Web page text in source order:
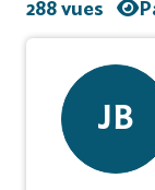
288 vues
JB